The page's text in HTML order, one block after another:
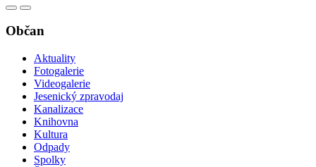
Občan
Aktuality
Fotogalerie
Videogalerie
Jesenický zpravodaj
Kanalizace
Knihovna
Kultura
Odpady
Spolky